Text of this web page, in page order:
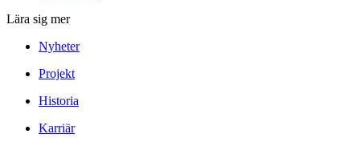
Lära sig mer
Nyheter
Projekt
Historia
Karriär